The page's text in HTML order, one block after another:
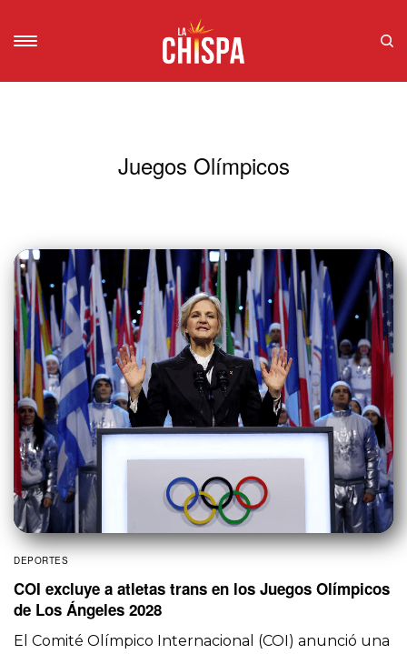
Juegos Olímpicos
DEPORTES
COI excluye a atletas trans en los Juegos Olímpicos
de Los Ángeles 2028
El Comité Olímpico Internacional (COI) anunció una